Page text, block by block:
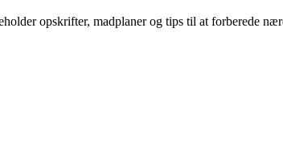
opskrifter, madplaner og tips til at forberede